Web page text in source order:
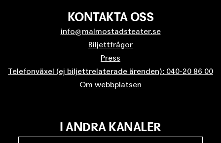
KONTAKTA OSS
info@malmostadsteater.se
Biljettfrågor
Press
Telefonväxel (ej biljettrelaterade ärenden): 040-20 86 00
Om webbplatsen
I ANDRA KANALER